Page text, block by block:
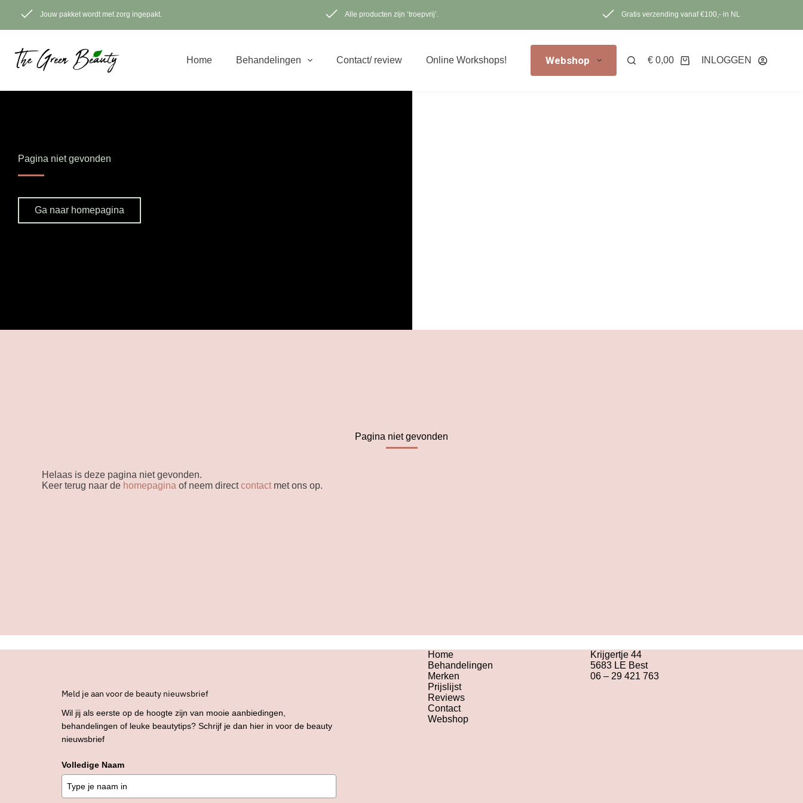
Jouw pakket wordt met zorg ingepakt. Alle producten zijn ‘troepvrij’. Gratis verzending vanaf €100,- in NL
Home Behandelingen Contact/ review Online Workshops! Webshop Winkelwagen
€0,00 INLOGGEN
Pagina niet gevonden
Ga naar homepagina
Pagina niet gevonden
Helaas is deze pagina niet gevonden.
Keer terug naar de homepagina of neem directcontact met ons op.
Meld je aan voor de beauty nieuwsbrief
Wil jij als eerste op de hoogte zijn van mooie aanbiedingen,
behandelingen of leuke beautytips? Schrijf je dan hier in voor de beauty
nieuwsbrief
Volledige Naam
Home
Behandelingen
Merken
Prijslijst
Reviews
Contact
Webshop
Krijgertje 44
5683 LE Best
06 – 29 421 763